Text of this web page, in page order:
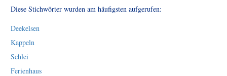
Diese Stichwörter wurden am häufigsten aufgerufen:
Deekelsen
Kappeln
Schlei
Ferienhaus